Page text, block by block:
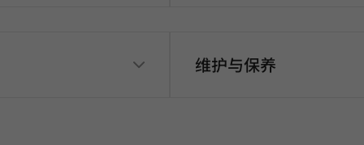
维护与保养